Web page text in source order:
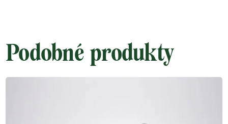
Podobné produkty